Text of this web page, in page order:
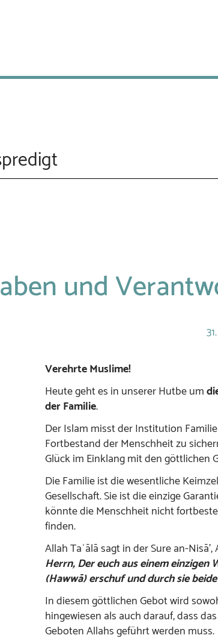
und
31.
Verehrte Muslime!
Heute geht es in unserer Hutbe um
der Familie.
Der Islam misst der Institution
Fortbestand der Menschheit zu
Glück im Einklang mit den göttlichen
Die Familie ist die wesentliche
Gesellschaft. Sie ist die einzige
könnte die Menschheit nicht
finden.
Allah Taʿālā sagt in der Sure an-Nisā’,
Herrn, Der euch aus einem einzigen
(Hawwā) erschuf und durch sie
In diesem göttlichen Gebot wird
hingewiesen als auch darauf, dass
Geboten Allahs geführt werden muss.